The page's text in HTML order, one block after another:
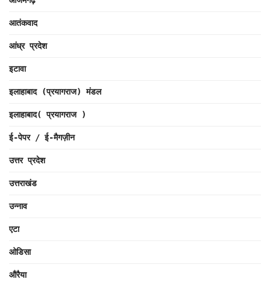
आतंकवाद
आंध्र प्रदेश
इटावा
इलाहाबाद (प्रयागराज) मंडल
इलाहाबाद( प्रयागराज )
ई-पेपर / ई-मैगज़ीन
उत्तर प्रदेश
उत्तराखंड
उन्नाव
एटा
ओडिसा
औरैया